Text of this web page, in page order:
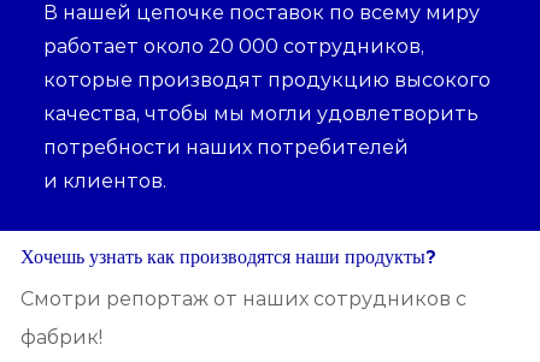
В нашей цепочке поставок по всему миру
работает около 20 000 сотрудников,
которые производят продукцию высокого
качества, чтобы мы могли удовлетворить
потребности наших потребителей
и клиентов.
Хочешь узнать как производятся наши продукты?
Смотри репортаж от наших сотрудников с
фабрик!